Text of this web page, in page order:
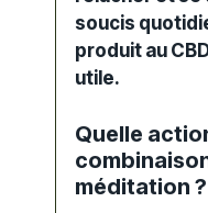
soucis
produit au
utile.
Quelle
méditation ?